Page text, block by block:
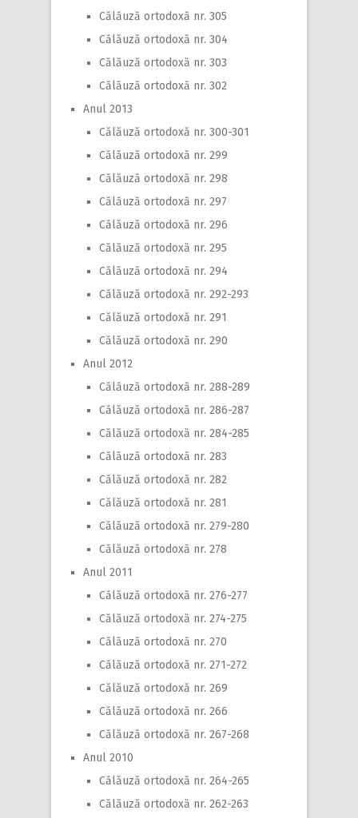
Călăuză ortodoxă nr. 305
Călăuză ortodoxă nr. 304
Călăuză ortodoxă nr. 303
Călăuză ortodoxă nr. 302
Anul 2013
Călăuză ortodoxă nr. 300-301
Călăuză ortodoxă nr. 299
Călăuză ortodoxă nr. 298
Călăuză ortodoxă nr. 297
Călăuză ortodoxă nr. 296
Călăuză ortodoxă nr. 295
Călăuză ortodoxă nr. 294
Călăuză ortodoxă nr. 292-293
Călăuză ortodoxă nr. 291
Călăuză ortodoxă nr. 290
Anul 2012
Călăuză ortodoxă nr. 288-289
Călăuză ortodoxă nr. 286-287
Călăuză ortodoxă nr. 284-285
Călăuză ortodoxă nr. 283
Călăuză ortodoxă nr. 282
Călăuză ortodoxă nr. 281
Călăuză ortodoxă nr. 279-280
Călăuză ortodoxă nr. 278
Anul 2011
Călăuză ortodoxă nr. 276-277
Călăuză ortodoxă nr. 274-275
Călăuză ortodoxă nr. 270
Călăuză ortodoxă nr. 271-272
Călăuză ortodoxă nr. 269
Călăuză ortodoxă nr. 266
Călăuză ortodoxă nr. 267-268
Anul 2010
Călăuză ortodoxă nr. 264-265
Călăuză ortodoxă nr. 262-263